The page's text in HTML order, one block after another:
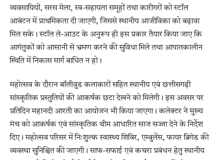
व्यवसायियों, सरस मेला, स्व-सहायता समूहों तथा कारीगरों को स्टॉल
आबंटन में प्राथमिकता दी जाएगी, जिससे स्थानीय आजीविका को बढ़ावा
मिल सके। स्टॉल ले-आउट के अनुरूप ही इस प्रकार तैयार किया जाए कि
आगंतुकों को आसानी से भ्रमण करने की सुविधा मिले तथा आपातकालीन
स्थिति में निकास मार्ग बाधित न हो।
महोत्सव के दौरान बॉलीवुड कलाकारों सहित स्थानीय एवं छत्तीसगढ़ी
सांस्कृतिक प्रस्तुतियों की आकर्षक छटा देखने को मिलेगी। इस अवसर पर
प्रतिदिन महानदी आरती का आयोजन भी किया जाएगा। कलेक्टर ने मुख्य
मंच को आकर्षक एवं सांस्कृतिक थीम आधारित साज सज्जा देने के निर्देश
दिए। महोत्सव परिसर में निःशुल्क स्वास्थ्य शिविर, एम्बुलेंस, फायर ब्रिगेड की
व्यवस्था सुनिश्चित की जाएगी। साफ-सफाई एवं कचरा प्रबंधन हेतु स्थानीय